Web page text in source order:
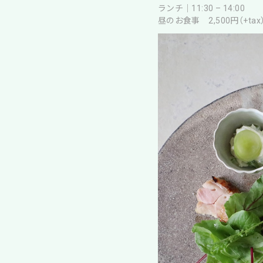
ランチ｜11:30 – 14:00
昼のお食事 2,500円（+tax